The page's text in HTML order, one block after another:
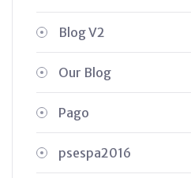
Blog V2
Our Blog
Pago
psespa2016